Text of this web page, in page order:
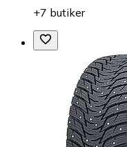
+7 butiker